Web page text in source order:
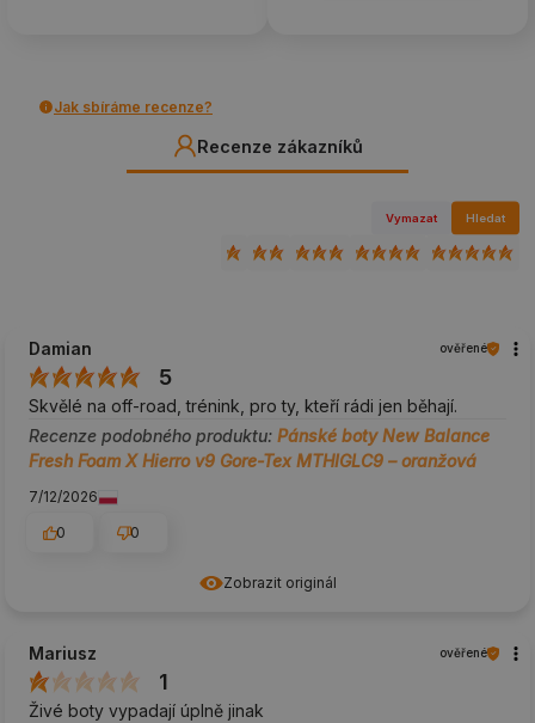
Jak sbíráme recenze?
Recenze zákazníků
Vymazat Hledat
Zobrazit originál
Damian ověřené
5
Skvělé na off-road, trénink, pro ty, kteří rádi jen běhají.
Recenze podobného produktu: Pánské boty New Balance
Fresh Foam X Hierro v9 Gore-Tex MTHIGLC9 – oranžová
7/12/2026
0
0
Mariusz ověřené
1
Živé boty vypadají úplně jinak